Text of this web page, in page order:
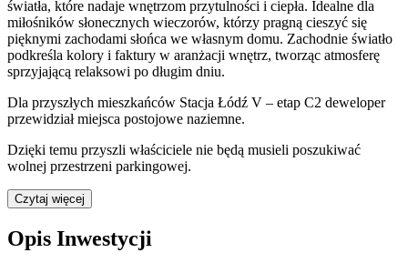
światła, które nadaje wnętrzom przytulności i ciepła. Idealne dla
miłośników słonecznych wieczorów, którzy pragną cieszyć się
pięknymi zachodami słońca we własnym domu. Zachodnie światło
podkreśla kolory i faktury w aranżacji wnętrz, tworząc atmosferę
sprzyjającą relaksowi po długim dniu.
Dla przyszłych mieszkańców Stacja Łódź V – etap C2 deweloper
przewidziałmiejsca postojowe naziemne.
Dzięki temu przyszli właściciele nie będą musieli poszukiwać
wolnej przestrzeni parkingowej.
Czytaj więcej
Opis Inwestycji